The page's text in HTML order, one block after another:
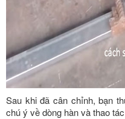
Sau khi đã cân chỉnh, bạn
chú ý về dòng hàn và thao